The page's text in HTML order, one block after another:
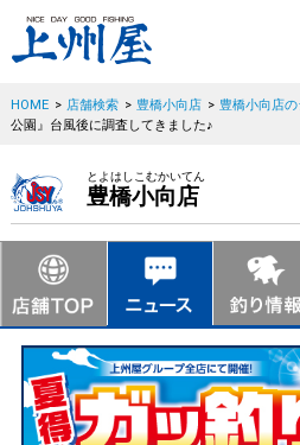
HOME > 店舗検索 > 豊橋小向店 > 豊橋小向店
公園』台風後に調査してきました♪
とよはしこむかいてん
豊橋小向店